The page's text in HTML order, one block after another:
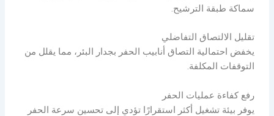
سماكة طبقة الترشيح.
تقليل الالتصاق التفاضلي
يخفض احتمالية التصاق أنابيب الحفر بجدار البئر، مما يقلل من
التوقفات المكلفة.
رفع كفاءة عمليات الحفر
يوفر بيئة تشغيل أكثر استقرارًا تؤدي إلى تحسين سرعة الحفر